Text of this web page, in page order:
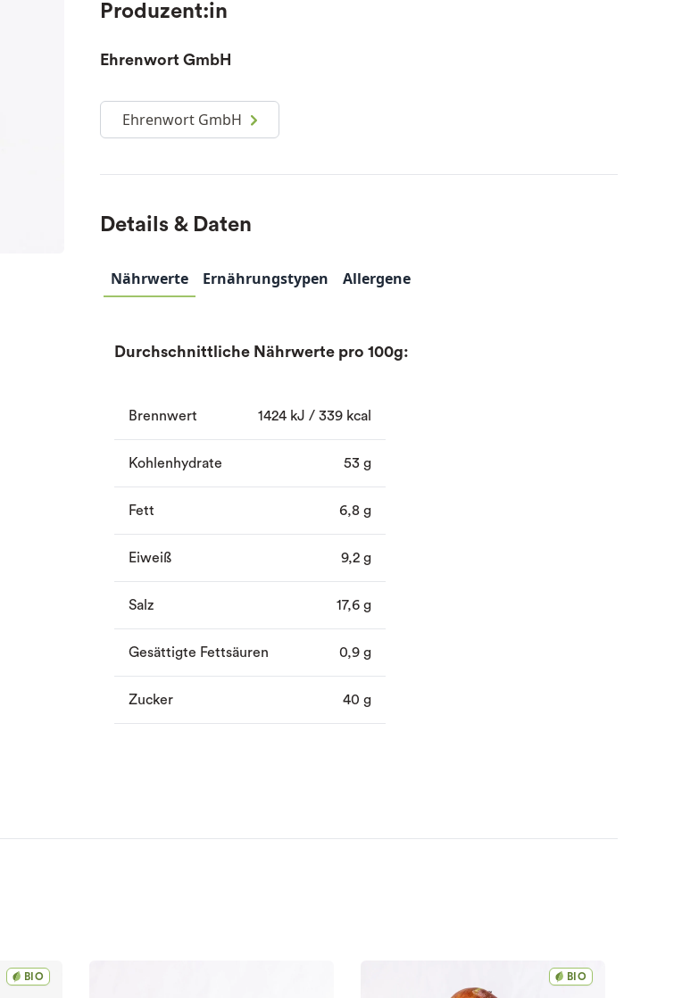
Produzent:in
Ehrenwort GmbH
Ehrenwort GmbH
Details & Daten
Nährwerte Ernährungstypen Allergene
Durchschnittliche Nährwerte pro 100g:
Brennwert 1424 kJ / 339 kcal
Kohlenhydrate 53 g
Fett 6,8 g
Eiweiß 9,2 g
Salz 17,6 g
Gesättigte Fettsäuren 0,9 g
Zucker 40 g
BIO BIO